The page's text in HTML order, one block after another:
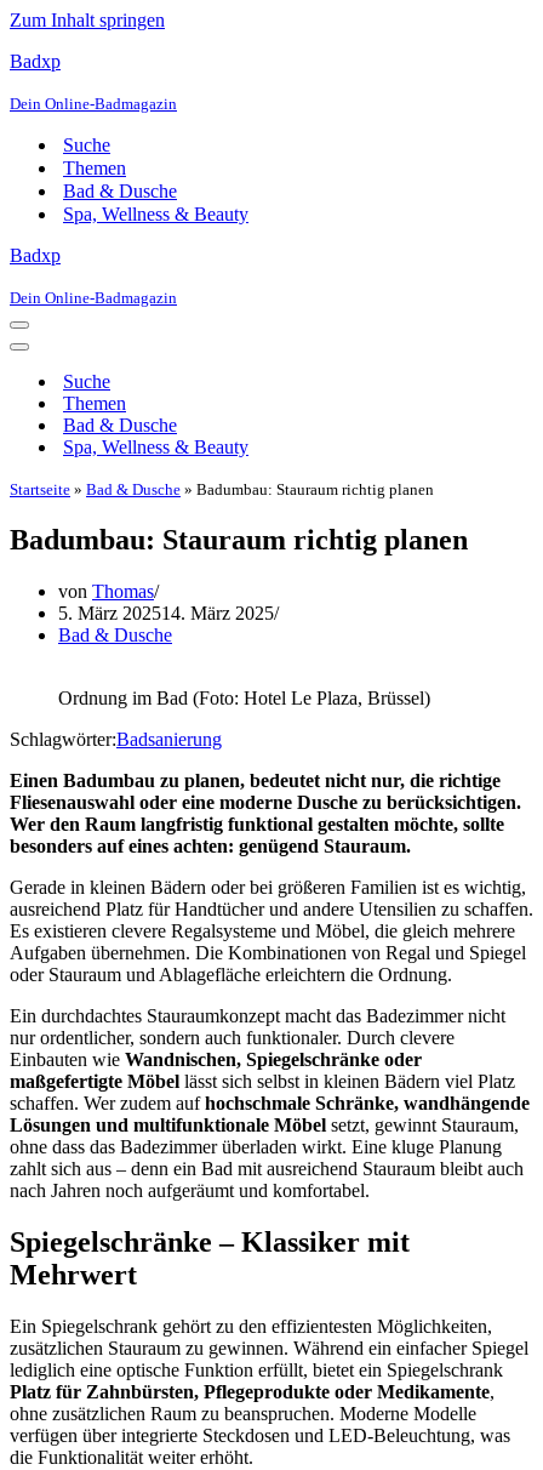
Zum Inhalt springen
Badxp
Dein Online-Badmagazin
Suche
Themen
Bad & Dusche
Spa, Wellness & Beauty
Badxp
Dein Online-Badmagazin
Navigationsmenü
Navigationsmenü
Suche
Themen
Bad & Dusche
Spa, Wellness & Beauty
Startseite » Bad & Dusche » Badumbau: Stauraum richtig planen
Badumbau: Stauraum richtig planen
von Thomas
5. März 202514. März 2025
Bad & Dusche
Ordnung im Bad (Foto: Hotel Le Plaza, Brüssel)
Schlagwörter:Badsanierung
Einen Badumbau zu planen, bedeutet nicht nur, die richtige
Fliesenauswahl oder eine moderne Dusche zu berücksichtigen.
Wer den Raum langfristig funktional gestalten möchte, sollte
besonders auf eines achten: genügend Stauraum.
Gerade in kleinen Bädern oder bei größeren Familien ist es wichtig,
ausreichend Platz für Handtücher und andere Utensilien zu schaffen.
Es existieren clevere Regalsysteme und Möbel, die gleich mehrere
Aufgaben übernehmen. Die Kombinationen von Regal und Spiegel
oder Stauraum und Ablagefläche erleichtern die Ordnung.
Ein durchdachtes Stauraumkonzept macht das Badezimmer nicht
nur ordentlicher, sondern auch funktionaler. Durch clevere
Einbauten wie Wandnischen, Spiegelschränke oder
maßgefertigte Möbel lässt sich selbst in kleinen Bädern viel Platz
schaffen. Wer zudem aufhochschmale Schränke, wandhängende
Lösungen und multifunktionale Möbel setzt, gewinnt Stauraum,
ohne dass das Badezimmer überladen wirkt. Eine kluge Planung
zahlt sich aus – denn ein Bad mit ausreichend Stauraum bleibt auch
nach Jahren noch aufgeräumt und komfortabel.
Spiegelschränke – Klassiker mit
Mehrwert
Ein Spiegelschrank gehört zu den effizientesten Möglichkeiten,
zusätzlichen Stauraum zu gewinnen. Während ein einfacher Spiegel
lediglich eine optische Funktion erfüllt, bietet ein Spiegelschrank
Platz für Zahnbürsten, Pflegeprodukte oder Medikamente,
ohne zusätzlichen Raum zu beanspruchen. Moderne Modelle
verfügen über integrierte Steckdosen und LED-Beleuchtung, was
die Funktionalität weiter erhöht.